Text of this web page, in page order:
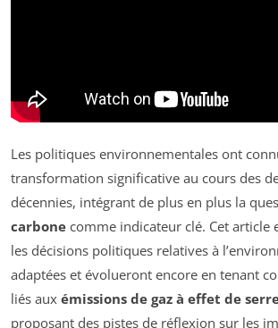
Les politiques environnementales ont
transformation significative au cours des
décennies, intégrant de plus en plus la
carbone comme indicateur clé. Cet article
les décisions politiques relatives à
adaptées et évolueront encore en tenant
liés aux émissions de gaz à effet de
proposant des pistes de réflexion sur les